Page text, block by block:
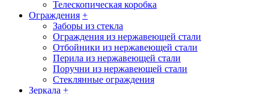
Телескопическая коробка
Ограждения +
Заборы из стекла
Ограждения из нержавеющей стали
Отбойники из нержавеющей стали
Перила из нержавеющей стали
Поручни из нержавеющей стали
Стеклянные ограждения
Зеркала +